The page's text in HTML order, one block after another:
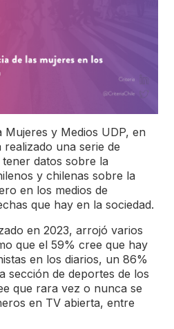
Mujeres y Medios UDP, en
una serie de
datos sobre la
y chilenas sobre la
en los medios de
que hay en la sociedad.
en 2023, arrojó varios
que el 59% cree que hay
en los diarios, un 86%
sección de deportes de los
que rara vez o nunca se
en TV abierta, entre